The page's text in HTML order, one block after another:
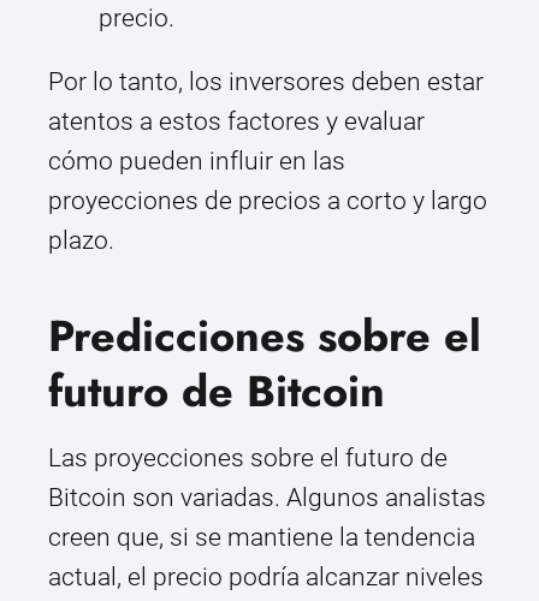
precio.
Por lo tanto, los inversores deben estar
atentos a estos factores y evaluar
cómo pueden influir en las
proyecciones de precios a corto y largo
plazo.
Predicciones sobre el
futuro de Bitcoin
Las proyecciones sobre el futuro de
Bitcoin son variadas. Algunos analistas
creen que, si se mantiene la tendencia
actual, el precio podría alcanzar niveles